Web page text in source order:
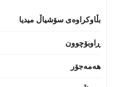
بڵاوکراوەی سۆشیاڵ میدیا
ڕاوبۆچوون
هەمەجۆر